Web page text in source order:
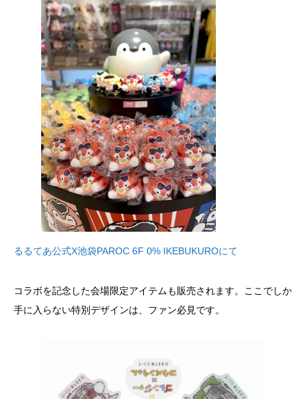
るるてあ公式X池袋PAROC 6F 0% IKEBUKUROにて
コラボを記念した会場限定アイテムも販売されます。ここでしか
手に入らない特別デザインは、ファン必見です。